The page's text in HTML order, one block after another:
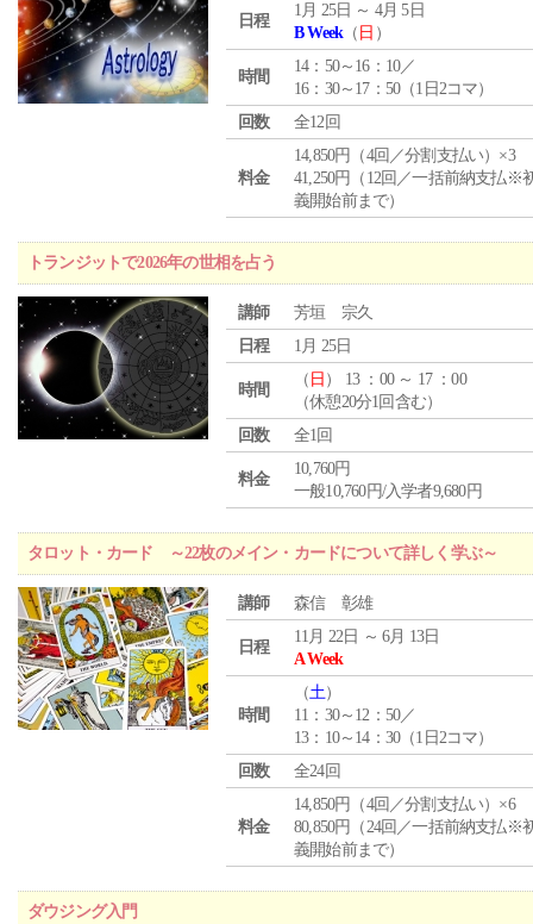
日程
1月 25日 ～ 4月 5日
B Week（ 日 ）
時間
14：50～16：10／
16：30～17：50（1日2コマ）
回数
全12回
料金
14,850円（4回／分割支払い）×3
41,250円（12回／一括前納支払※
義開始前まで）
トランジットで2026年の世相を占う
講師
芳垣 宗久
日程
1月 25日
時間
（ 日 ） 13 ：00 ～ 17 ：00
（休憩20分1回含む）
回数
全1回
料金
10,760円
一般10,760円/入学者9,680円
タロット・カード ～22枚のメイン・カードについて詳しく学ぶ～
講師 森信 彰雄
日程
11月 22日 ～ 6月 13日
A Week
時間
（土）
11：30～12：50／
13：10～14：30（1日2コマ）
回数
全24回
料金
14,850円（4回／分割支払い）×6
80,850円（24回／一括前納支払※
義開始前まで）
ダウジング入門